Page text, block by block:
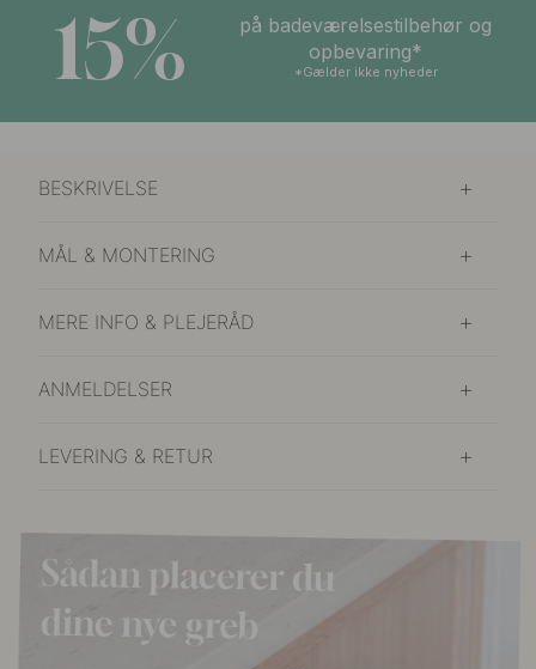
15%
på badeværelsestilbehør og
opbevaring*
*Gælder ikke nyheder
BESKRIVELSE
MÅL & MONTERING
MERE INFO & PLEJERÅD
ANMELDELSER
LEVERING & RETUR